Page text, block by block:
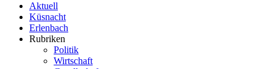
Aktuell
Küsnacht
Erlenbach
Rubriken
Politik
Wirtschaft